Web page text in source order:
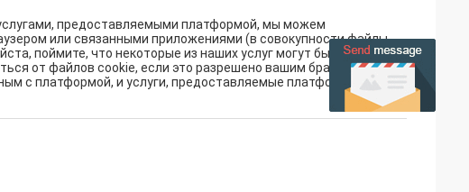
предоставляемыми платформой, мы можем
или связанными приложениями (в совокупности файлы
поймите, что некоторые из наших услуг могут быть
от файлов cookie, если это разрешено вашим браузером или
с платформой, и услуги, предоставляемые платформой.